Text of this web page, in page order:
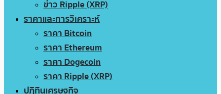
ข่าว Ripple (XRP)
ราคาและการวิเคราะห์
ราคา Bitcoin
ราคา Ethereum
ราคา Dogecoin
ราคา Ripple (XRP)
ปฏิทินเศรษฐกิจ